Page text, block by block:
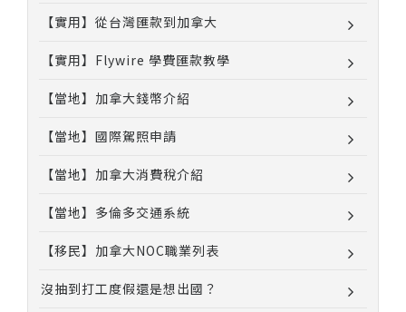
【實用】從台灣匯款到加拿大
【實用】Flywire 學費匯款教學
【當地】加拿大錢幣介紹
【當地】國際駕照申請
【當地】加拿大消費稅介紹
【當地】多倫多交通系統
【移民】加拿大NOC職業列表
沒抽到打工度假還是想出國？